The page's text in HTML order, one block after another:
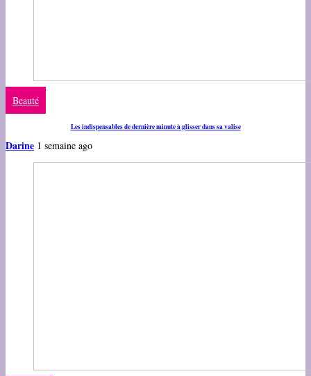
Beauté
Les indispensables de dernière minute à glisser dans sa valise
Darine 1 semaine ago